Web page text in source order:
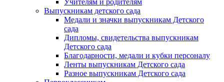
Учителям и родителям
Выпускникам детского сада
Медали и значки выпускникам Детского
сада
Дипломы, свидетельства выпускникам
Детского сада
Благодарности, медали и кубки персоналу
Ленты выпускникам Детского сада
Разное выпускникам Детского сада